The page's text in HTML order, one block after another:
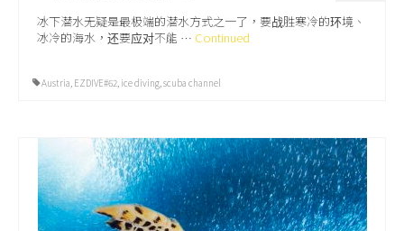
冰下潜水无疑是最极端的潜水方式之一了，要战胜寒冷的环境、
冰冷的海水，还要应对不能 … Continued
Austria EZDIVE#62 ice diving scuba channel